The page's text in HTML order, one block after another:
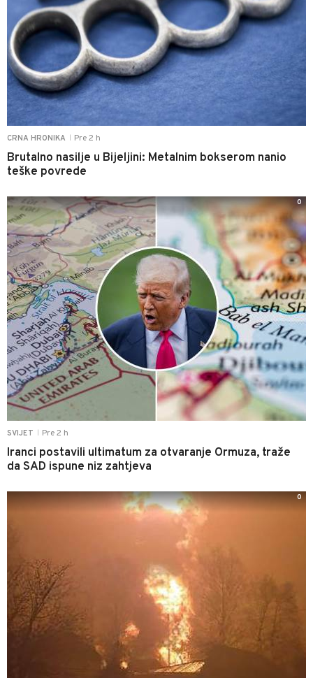
CRNA HRONIKA Pre 2 h
Brutalno nasilje u Bijeljini: Metalnim bokserom nanio
teške povrede
SVIJET Pre 2 h
Iranci postavili ultimatum za otvaranje Ormuza, traže
da SAD ispune niz zahtjeva
0
0